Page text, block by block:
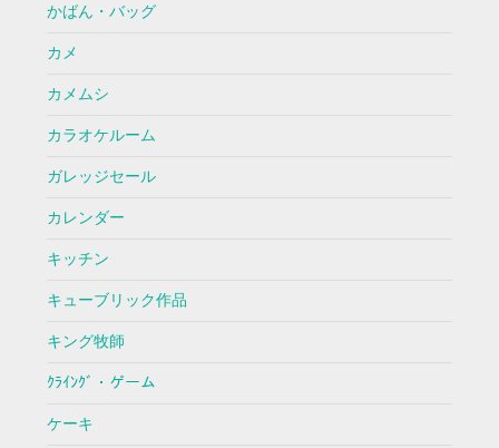
かばん・バッグ
カメ
カメムシ
カラオケルーム
ガレッジセール
カレンダー
キッチン
キューブリック作品
キング牧師
ｸﾗｲﾝｸﾞ・ゲーム
ケーキ